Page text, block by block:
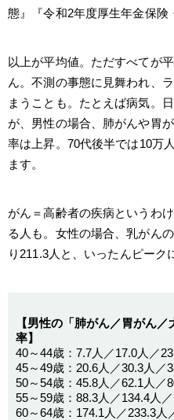
態』『令和2年度厚生年金保険
以上が平均値。ただすべてが
ん。不測の事態に見舞われ、
まうことも。たとえば病気。
が、男性の場合、肺がんや胃
率は上昇。70代後半では10万
ます。
がん＝高齢者の疾病というわ
る人も。女性の場合、乳がん
り211.3人と、いったんピーク
【男性の「肺がん／胃がん
率】
40～44歳：7.7人／17.0人／
45～49歳：20.6人／30.3人／
50～54歳：45.8人／62.1人／
55～59歳：88.3人／134.4人／
60～64歳：174.1人／233.3人